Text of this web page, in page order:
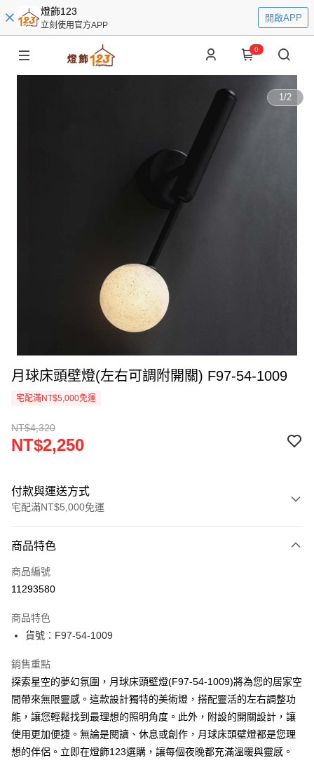
燈飾123
立刻使用官方APP
開啟APP
0
1/2
月球床頭壁燈(左右可調附開關) F97-54-1009
宅配滿NT$5,000免運
NT$4,320
NT$2,250
付款與運送方式
宅配滿NT$5,000免運
信用卡一次付款
LINE Pay
街口支付
悠遊付
Google Pay
全盈+PAY
AFTEE先享後付
相關說明
商品特色
商品編號
11293580
商品特色
貨號：F97-54-1009
銷售重點
探索星空的夢幻氛圍，月球床頭壁燈(F97-54-1009)將為您的居家空
間帶來無限靈感。這款設計獨特的美術燈，搭配靈活的左右調整功
能，讓您輕鬆找到最理想的照明角度。此外，附設的開關設計，讓
使用更加便捷。無論是閱讀、休息或創作，月球床頭壁燈都是您理
想的伴侶。立即在燈飾123選購，讓每個夜晚都充滿溫暖與靈感。